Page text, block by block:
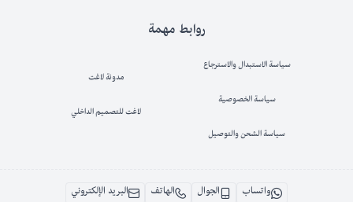
روابط مهمة
سياسة الاستبدال والاسترجاع
سياسة الخصوصية
سياسة الشحن والتوصيل
مدونة لاغت
لاغت للتصميم الداخلي
واتساب الجوال الهاتف البريد الإلكتروني